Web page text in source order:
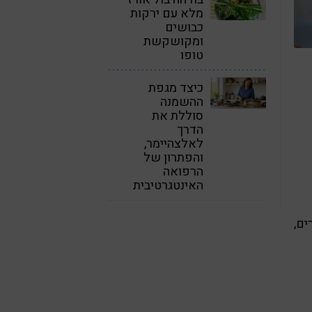
מלא עם ירקות
כבושים
ומקושקשת
טופו
כיצד מגפת
ההשמנה
סוללת את
הדרך
לאלצהיימר,
והפתרון של
הרפואה
האינטגרטיבית